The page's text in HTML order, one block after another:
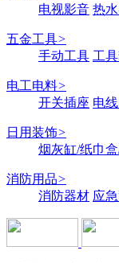
电视影音 热
五金工具>
手动工具 工
电工电料>
开关插座 电
日用装饰>
烟灰缸/纸巾
消防用品>
消防器材 应